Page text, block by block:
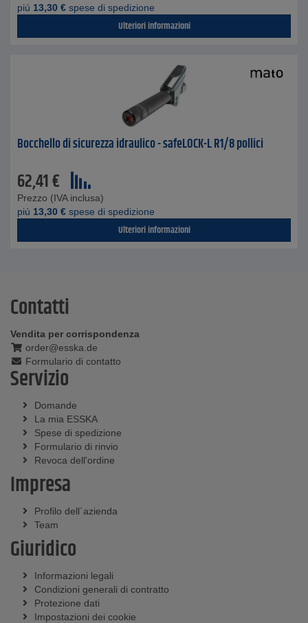
piú 13,30 € spese di spedizione
Ulteriori informazioni
Bocchello di sicurezza idraulico - safeLOCK-L R1/8 pollici
62,41€
Prezzo (IVA inclusa)
piú 13,30 € spese di spedizione
Ulteriori informazioni
Contatti
Vendita per corrispondenza
order@esska.de
Formulario di contatto
Servizio
Domande
La mia ESSKA
Spese di spedizione
Formulario di rinvio
Revoca dell'ordine
Impresa
Profilo dell´azienda
Team
Giuridico
Informazioni legali
Condizioni generali di contratto
Protezione dati
Impostazioni dei cookie